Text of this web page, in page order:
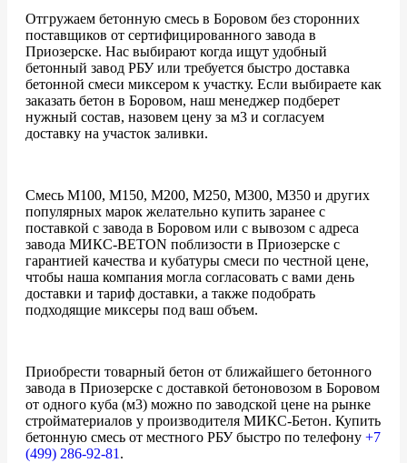
Отгружаем бетонную смесь в Боровом без сторонних
поставщиков от сертифицированного завода в
Приозерске. Нас выбирают когда ищут удобный
бетонный завод РБУ или требуется быстро доставка
бетонной смеси миксером к участку. Если выбираете как
заказать бетон в Боровом, наш менеджер подберет
нужный состав, назовем цену за м3 и согласуем
доставку на участок заливки.
Смесь М100, М150, М200, М250, М300, М350 и других
популярных марок желательно купить заранее с
поставкой с завода в Боровом или с вывозом с адреса
завода МИКС-BETON поблизости в Приозерске с
гарантией качества и кубатуры смеси по честной цене,
чтобы наша компания могла согласовать с вами день
доставки и тариф доставки, а также подобрать
подходящие миксеры под ваш объем.
Приобрести товарный бетон от ближайшего бетонного
завода в Приозерске с доставкой бетоновозом в Боровом
от одного куба (м3) можно по заводской цене на рынке
стройматериалов у производителя МИКС-Бетон. Купить
бетонную смесь от местного РБУ быстро по телефону +7
(499) 286-92-81 .